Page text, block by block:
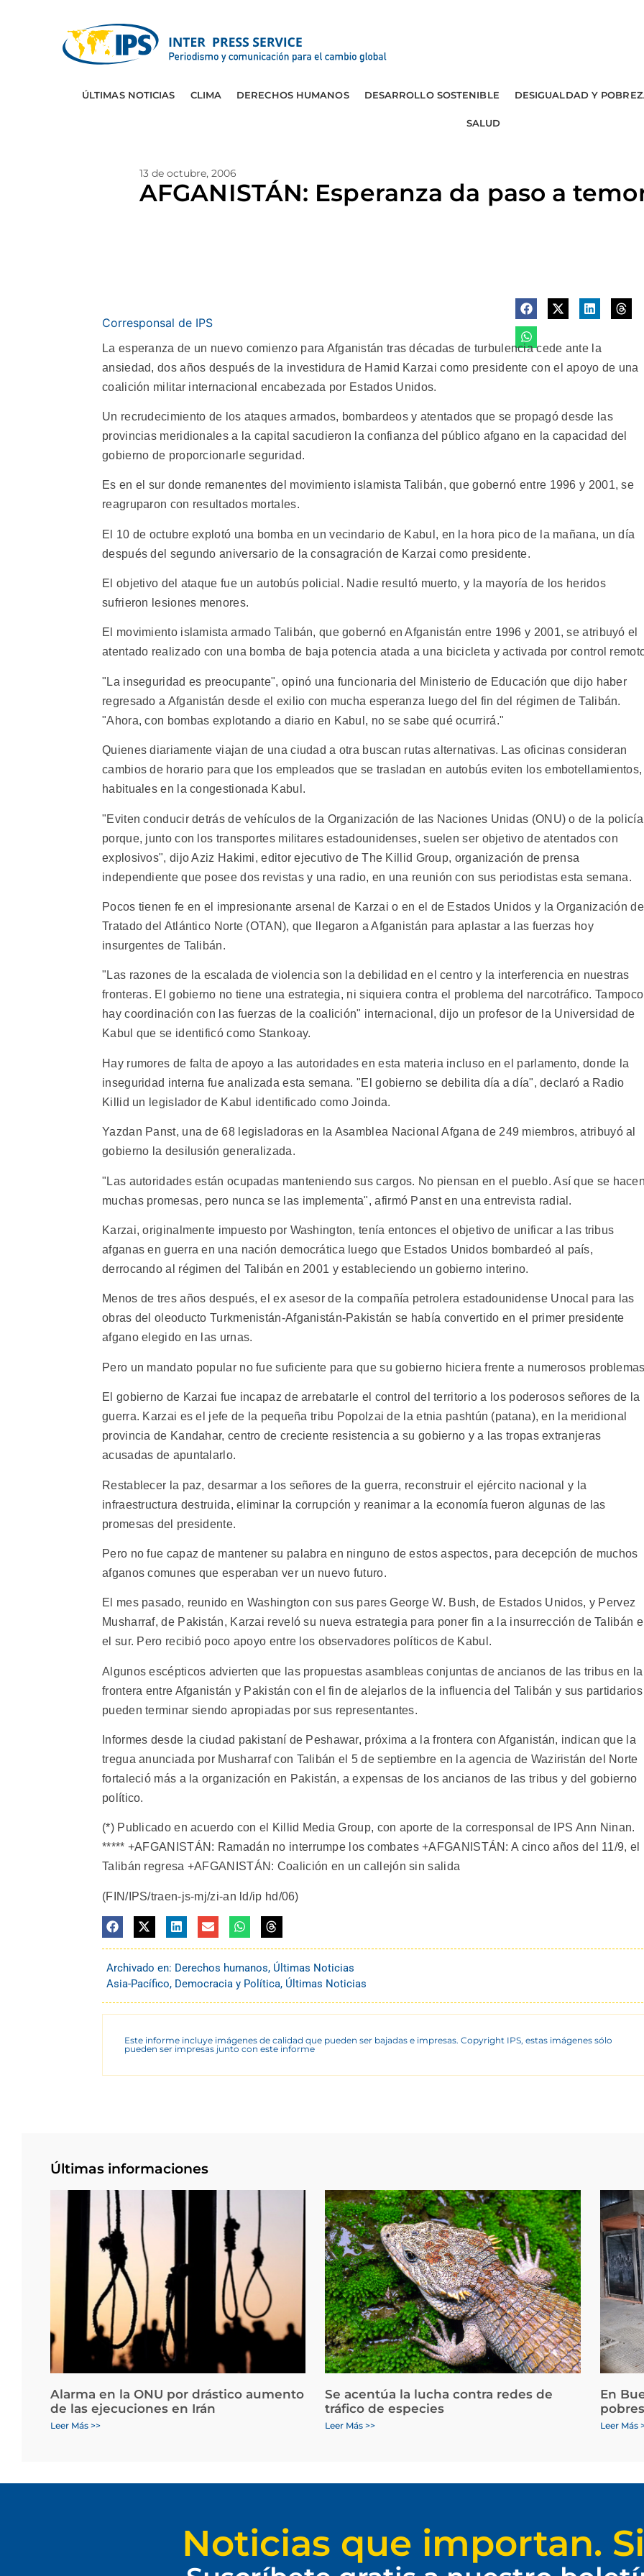
ÚLTIMAS NOTICIAS CLIMA DERECHOS HUMANOS DESARROLLO SOSTENIBLE DESIGUALDAD Y
SALUD
13 de octubre, 2006
AFGANISTÁN: Esperanza da paso a
Corresponsal de IPS
La esperanza de un nuevo comienzo para Afganistán tras décadas de turbulencia cede ante la
ansiedad, dos años después de la investidura de Hamid Karzai como presidente con el apoyo de una
coalición militar internacional encabezada por Estados Unidos.
Un recrudecimiento de los ataques armados, bombardeos y atentados que se propagó desde las
provincias meridionales a la capital sacudieron la confianza del público afgano en la capacidad del
gobierno de proporcionarle seguridad.
Es en el sur donde remanentes del movimiento islamista Talibán, que gobernó entre 1996 y 2001, se
reagruparon con resultados mortales.
El 10 de octubre explotó una bomba en un vecindario de Kabul, en la hora pico de la mañana, un día
después del segundo aniversario de la consagración de Karzai como presidente.
El objetivo del ataque fue un autobús policial. Nadie resultó muerto, y la mayoría de los heridos
sufrieron lesiones menores.
El movimiento islamista armado Talibán, que gobernó en Afganistán entre 1996 y 2001, se atribuyó el
atentado realizado con una bomba de baja potencia atada a una bicicleta y activada por control
"La inseguridad es preocupante", opinó una funcionaria del Ministerio de Educación que dijo haber
regresado a Afganistán desde el exilio con mucha esperanza luego del fin del régimen de Talibán.
"Ahora, con bombas explotando a diario en Kabul, no se sabe qué ocurrirá."
Quienes diariamente viajan de una ciudad a otra buscan rutas alternativas. Las oficinas consideran
cambios de horario para que los empleados que se trasladan en autobús eviten los embotellamientos,
habituales en la congestionada Kabul.
"Eviten conducir detrás de vehículos de la Organización de las Naciones Unidas (ONU) o de la
porque, junto con los transportes militares estadounidenses, suelen ser objetivo de atentados con
explosivos", dijo Aziz Hakimi, editor ejecutivo de The Killid Group, organización de prensa
independiente que posee dos revistas y una radio, en una reunión con sus periodistas esta semana.
Pocos tienen fe en el impresionante arsenal de Karzai o en el de Estados Unidos y la Organización
Tratado del Atlántico Norte (OTAN), que llegaron a Afganistán para aplastar a las fuerzas hoy
insurgentes de Talibán.
"Las razones de la escalada de violencia son la debilidad en el centro y la interferencia en nuestras
fronteras. El gobierno no tiene una estrategia, ni siquiera contra el problema del narcotráfico. Tampoco
hay coordinación con las fuerzas de la coalición" internacional, dijo un profesor de la Universidad de
Kabul que se identificó como Stankoay.
Hay rumores de falta de apoyo a las autoridades en esta materia incluso en el parlamento, donde la
inseguridad interna fue analizada esta semana. "El gobierno se debilita día a día", declaró a Radio
Killid un legislador de Kabul identificado como Joinda.
Yazdan Panst, una de 68 legisladoras en la Asamblea Nacional Afgana de 249 miembros, atribuyó al
gobierno la desilusión generalizada.
"Las autoridades están ocupadas manteniendo sus cargos. No piensan en el pueblo. Así que se
muchas promesas, pero nunca se las implementa", afirmó Panst en una entrevista radial.
Karzai, originalmente impuesto por Washington, tenía entonces el objetivo de unificar a las tribus
afganas en guerra en una nación democrática luego que Estados Unidos bombardeó al país,
derrocando al régimen del Talibán en 2001 y estableciendo un gobierno interino.
Menos de tres años después, el ex asesor de la compañía petrolera estadounidense Unocal para las
obras del oleoducto Turkmenistán-Afganistán-Pakistán se había convertido en el primer presidente
afgano elegido en las urnas.
Pero un mandato popular no fue suficiente para que su gobierno hiciera frente a numerosos
El gobierno de Karzai fue incapaz de arrebatarle el control del territorio a los poderosos señores de la
guerra. Karzai es el jefe de la pequeña tribu Popolzai de la etnia pashtún (patana), en la meridional
provincia de Kandahar, centro de creciente resistencia a su gobierno y a las tropas extranjeras
acusadas de apuntalarlo.
Restablecer la paz, desarmar a los señores de la guerra, reconstruir el ejército nacional y la
infraestructura destruida, eliminar la corrupción y reanimar a la economía fueron algunas de las
promesas del presidente.
Pero no fue capaz de mantener su palabra en ninguno de estos aspectos, para decepción de muchos
afganos comunes que esperaban ver un nuevo futuro.
El mes pasado, reunido en Washington con sus pares George W. Bush, de Estados Unidos, y Pervez
Musharraf, de Pakistán, Karzai reveló su nueva estrategia para poner fin a la insurrección de Talibán
el sur. Pero recibió poco apoyo entre los observadores políticos de Kabul.
Algunos escépticos advierten que las propuestas asambleas conjuntas de ancianos de las tribus en la
frontera entre Afganistán y Pakistán con el fin de alejarlos de la influencia del Talibán y sus partidarios
pueden terminar siendo apropiadas por sus representantes.
Informes desde la ciudad pakistaní de Peshawar, próxima a la frontera con Afganistán, indican que la
tregua anunciada por Musharraf con Talibán el 5 de septiembre en la agencia de Waziristán del Norte
fortaleció más a la organización en Pakistán, a expensas de los ancianos de las tribus y del gobierno
político.
(*) Publicado en acuerdo con el Killid Media Group, con aporte de la corresponsal de IPS Ann Ninan.
***** +AFGANISTÁN: Ramadán no interrumpe los combates +AFGANISTÁN: A cinco años del 11/9, el
Talibán regresa +AFGANISTÁN: Coalición en un callejón sin salida
(FIN/IPS/traen-js-mj/zi-an ld/ip hd/06)
Archivado en: Derechos humanos, Últimas Noticias
Asia-Pacífico, Democracia y Política, Últimas Noticias
Este informe incluye imágenes de calidad que pueden ser bajadas e impresas. Copyright IPS, estas imágenes sólo
pueden ser impresas junto con este informe
Últimas informaciones
Alarma en la ONU por drástico aumento
de las ejecuciones en Irán
Leer Más >>
Se acentúa la lucha contra redes de
tráfico de especies
Leer Más >>
En
Leer Más
Noticias que importan.